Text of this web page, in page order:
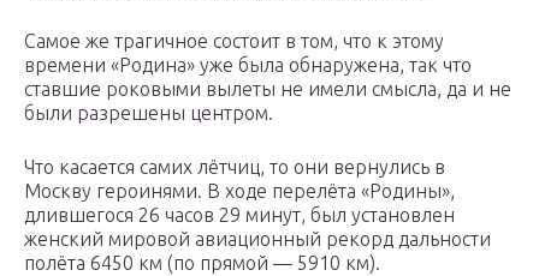
Самое же трагичное состоит в том, что к этому
времени «Родина» уже была обнаружена, так что
ставшие роковыми вылеты не имели смысла, да и не
были разрешены центром.
Что касается самих лётчиц, то они вернулись в
Москву героинями. В ходе перелёта «Родины»,
длившегося 26 часов 29 минут, был установлен
женский мировой авиационный рекорд дальности
полёта 6450 км (по прямой — 5910 км).